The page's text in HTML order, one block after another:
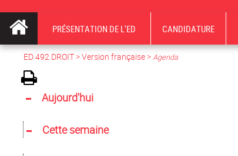
PRÉSENTATION DE L'ED CANDIDATURE
ED 492 DROIT>Version française>Agenda
Aujourd'hui
Cette semaine